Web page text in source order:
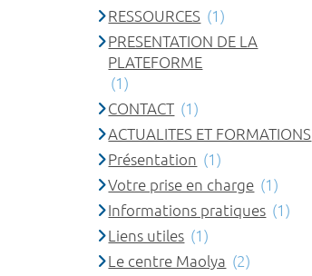
RESSOURCES (1)
PRESENTATION DE LA
PLATEFORME
(1)
CONTACT (1)
ACTUALITES ET FORMATIONS
Présentation (1)
Votre prise en charge (1)
Informations pratiques (1)
Liens utiles (1)
Le centre Maolya (2)